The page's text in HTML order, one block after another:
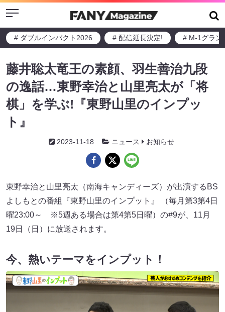
Menu
# ダブルインパクト2026 # 配信延長決定! # M-1グラン
藤井聡太竜王の素顔、羽生善治九段
の逸話…東野幸治と山里亮太が「将
棋」を学ぶ!『東野山里のインプッ
ト』
2023-11-18 ニュース お知らせ
東野幸治と山里亮太（南海キャンディーズ）が出演するBS
よしもとの番組『東野山里のインプット』 （毎月第3第4日
曜23:00～ ※5週ある場合は第4第5日曜）の#9が、11月
19日（日）に放送されます。
今、熱いテーマをインプット！